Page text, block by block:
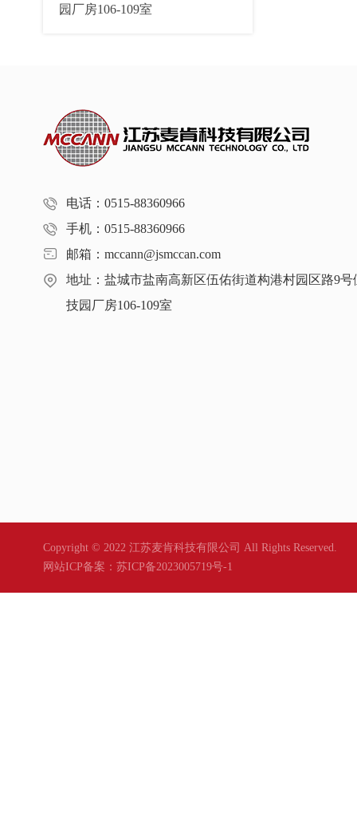
园厂房106-109室
电话：0515-88360966
手机：0515-88360966
邮箱：mccann@jsmccan.com
地址：盐城市盐南高新区伍佑街道构港村园区路9号
技园厂房106-109室
Copyright © 2022 江苏麦肯科技有限公司 All Rights Reserved.
网站ICP备案：苏ICP备2023005719号-1